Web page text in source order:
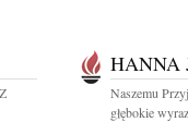
HANNA
Naszemu
głębokie